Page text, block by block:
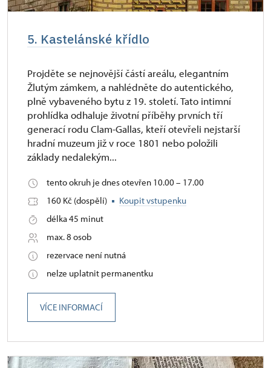
5. Kastelánské křídlo
Projděte se nejnovější částí areálu, elegantním
Žlutým zámkem, a nahlédněte do autentického,
plně vybaveného bytu z 19. století. Tato intimní
prohlídka odhaluje životní příběhy prvních tří
generací rodu Clam-Gallas, kteří otevřeli nejstarší
hradní muzeum již v roce 1801 nebo položili
základy nedalekým...
tento okruh je dnes otevřen 10.00 – 17.00
160 Kč (dospělí)
Koupit vstupenku
délka 45 minut
max. 8 osob
rezervace není nutná
nelze uplatnit permanentku
VÍCE INFORMACÍ